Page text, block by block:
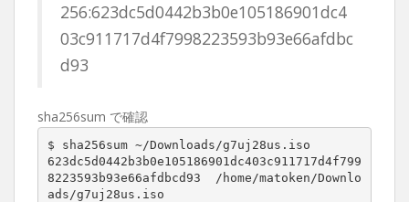
256:623dc5d0442b3b0e105186901dc4
03c911717d4f7998223593b93e66afdbc
d93
sha256sum で確認
$ sha256sum ~/Downloads/g7uj28us.iso
623dc5d0442b3b0e105186901dc403c911717d4f799
8223593b93e66afdbcd93  /home/matoken/Downlo
ads/g7uj28us.iso